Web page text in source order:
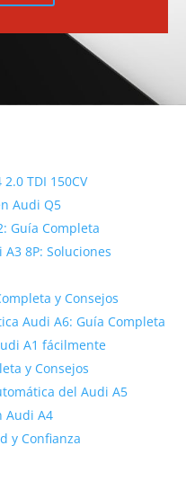
TDI 150CV
Audi Q5
Guía Completa
8P: Soluciones
y Consejos
Audi A6: Guía Completa
A1 fácilmente
y Consejos
del Audi A5
Audi A4
y Confianza